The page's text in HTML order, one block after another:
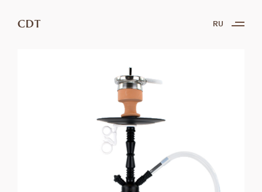
CDT RU